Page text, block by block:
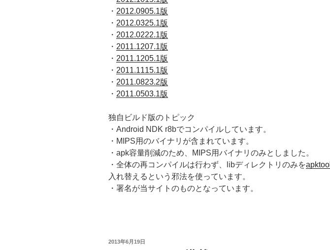
・ 2012.0905.1版
・ 2012.0325.1版
・ 2012.0222.1版
・ 2011.1207.1版
・ 2011.1205.1版
・ 2011.1115.1版
・ 2011.0823.2版
・ 2011.0503.1版
独自ビルド版のトピック
・Android NDK r8bでコンパイルしています。
・MIPS用のバイナリが含まれています。
・apk容量削減のため、MIPS用バイナリのみとしました。
・全体の再コンパイルは行わず、libディレクトリのみをapktool
入れ替えるという邪法を使っています。
・署名が当サイトのものとなっています。
投
2013年6月19日